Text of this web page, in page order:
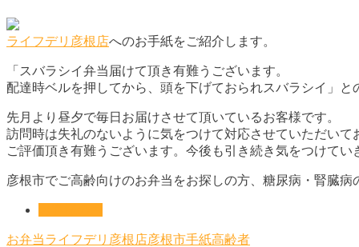
ライフデリ彦根店へのお手紙をご紹介します。
「スバラシイ弁当届けて頂き有難うございます。
配達時ベルを押してから、頭を下げておられスバラシイ」と
先月より昼夕で毎日お届けさせて頂いているお客様です。
訪問時は失礼のないように気をつけて対応させていただいて
ご評価頂き有難うございます。今後も引き続き気をつけてい
彦根市でご高齢向けのお弁当をお探しの方、糖尿病・腎臓
お弁当ライフデリ彦根店彦根市手紙高齢者